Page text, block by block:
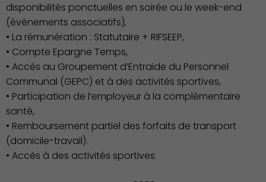
Associations et Sports
disponibilités ponctuelles en soirée ou le week-end
(événements associatifs),
• La rémunération : Statutaire + RIFSEEP,
• Compte Epargne Temps,
• Accès au Groupement d’Entraide du Personnel
Communal (GEPC) et à des activités sportives,
• Participation de l’employeur à la complémentaire
santé,
• Remboursement partiel des forfaits de transport
(domicile-travail).
• Accès à des activités sportives.